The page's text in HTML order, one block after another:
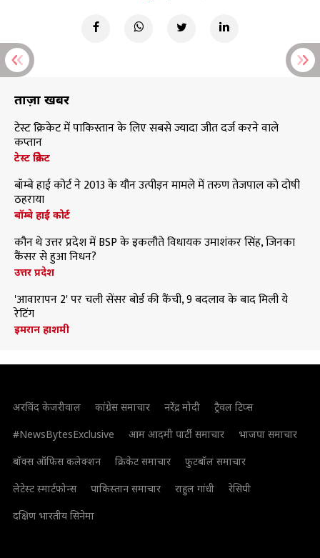
ताज़ा खबरें
टेस्ट क्रिकेट में पाकिस्तान के लिए सबसे ज्यादा जीत दर्ज करने वाले
कप्तान
टेस्ट क्रिकेट
बॉम्बे हाई कोर्ट ने 2013 के यौन उत्पीड़न मामले में तरुण तेजपाल को दोषी
ठहराया
बॉम्बे हाई कोर्ट
कौन थे उत्तर प्रदेश में BSP के इकलौते विधायक उमाशंकर सिंह, जिनका
कैंसर से हुआ निधन?
उत्तर प्रदेश
'आवारापन 2' पर चली सेंसर बोर्ड की कैंची, 9 बदलाव के बाद मिली ये
रेटिंग
इमरान हाशमी
अरविंद केजरीवाल कांग्रेस समाचार नरेंद्र मोदी
ट्रैवल टिप्स
#NewsBytesExclusive
आम आदमी पार्टी समाचार
भाजपा समाचार
बॉक्स ऑफिस कलेक्शन
क्रिकेट समाचार
फुटबॉल समाचार
लेटेस्ट स्मार्टफोन्स
पाकिस्तान समाचार राहुल गांधी
रेसिपी
दक्षिण भारतीय सिनेमा